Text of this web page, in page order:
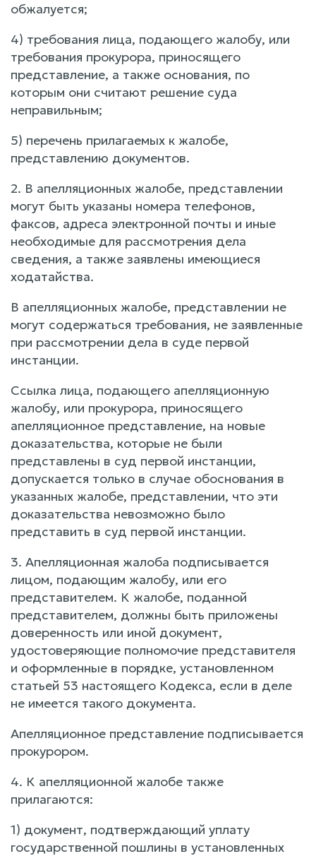
обжалуется;
4) требования лица, подающего жалобу, или
требования прокурора, приносящего
представление, а также основания, по
которым они считают решение суда
неправильным;
5) перечень прилагаемых к жалобе,
представлению документов.
2. В апелляционных жалобе, представлении
могут быть указаны номера телефонов,
факсов, адреса электронной почты и иные
необходимые для рассмотрения дела
сведения, а также заявлены имеющиеся
ходатайства.
В апелляционных жалобе, представлении не
могут содержаться требования, не заявленные
при рассмотрении дела в суде первой
инстанции.
Ссылка лица, подающего апелляционную
жалобу, или прокурора, приносящего
апелляционное представление, на новые
доказательства, которые не были
представлены в суд первой инстанции,
допускается только в случае обоснования в
указанных жалобе, представлении, что эти
доказательства невозможно было
представить в суд первой инстанции.
3. Апелляционная жалоба подписывается
лицом, подающим жалобу, или его
представителем. К жалобе, поданной
представителем, должны быть приложены
доверенность или иной документ,
удостоверяющие полномочие представителя
и оформленные в порядке, установленном
статьей 53 настоящего Кодекса, если в деле
не имеется такого документа.
Апелляционное представление подписывается
прокурором.
4. К апелляционной жалобе также
прилагаются:
1) документ, подтверждающий уплату
государственной пошлины в установленных